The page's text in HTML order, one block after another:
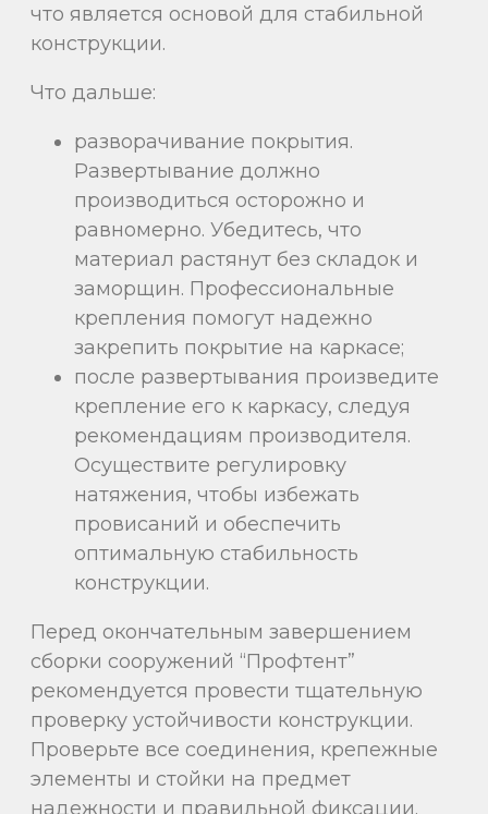
что является основой для стабильной
конструкции.
Что дальше:
разворачивание покрытия.
Развертывание должно
производиться осторожно и
равномерно. Убедитесь, что
материал растянут без складок и
заморщин. Профессиональные
крепления помогут надежно
закрепить покрытие на каркасе;
после развертывания произведите
крепление его к каркасу, следуя
рекомендациям производителя.
Осуществите регулировку
натяжения, чтобы избежать
провисаний и обеспечить
оптимальную стабильность
конструкции.
Перед окончательным завершением
сборки сооружений “Профтент”
рекомендуется провести тщательную
проверку устойчивости конструкции.
Проверьте все соединения, крепежные
элементы и стойки на предмет
надежности и правильной фиксации.